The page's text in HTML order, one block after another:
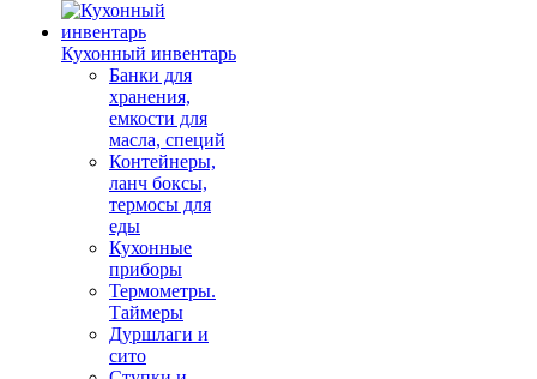
Кухонный инвентарь
Банки для
хранения,
емкости для
масла, специй
Контейнеры,
ланч боксы,
термосы для
еды
Кухонные
приборы
Термометры.
Таймеры
Дуршлаги и
сито